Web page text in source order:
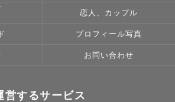
恋人、カップル
プロフィール写真
お問い合わせ
営するサービス